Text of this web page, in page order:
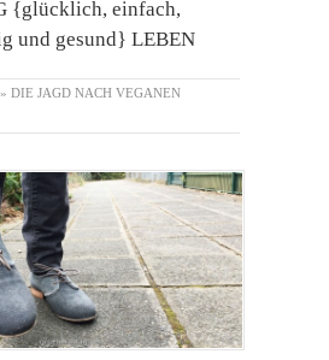
{glücklich, einfach,
und gesund} LEBEN
» DIE JAGD NACH VEGANEN